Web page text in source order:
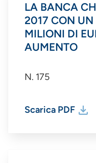
LA BANCA
2017 CON UN
MILIONI DI
AUMENTO
N. 175
Scarica PDF